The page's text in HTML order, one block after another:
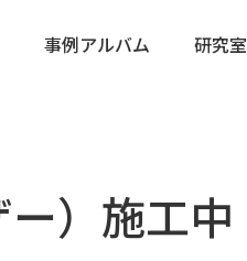
事例アルバム 研究室
）施工中